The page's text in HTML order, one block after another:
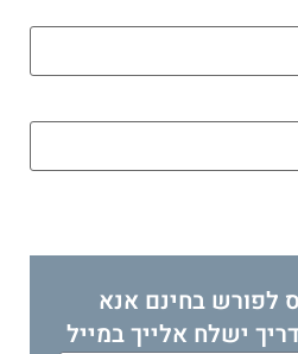
לפורש בחינם אנא
ישלח אלייך במייל